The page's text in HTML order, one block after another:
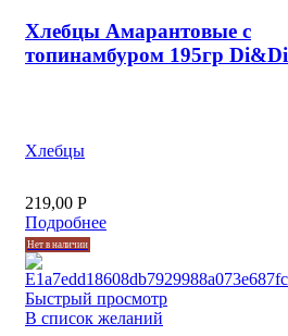
Хлебцы Амарантовые с
топинамбуром 195гр Di&Di
Хлебцы
219,00 Р
Подробнее
Нет в наличии
Быстрый просмотр
В список желаний